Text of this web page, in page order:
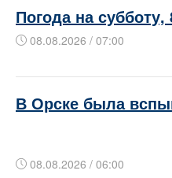
Погода на субботу,
08.08.2026 / 07:00
​​​В Орске была
08.08.2026 / 06:00